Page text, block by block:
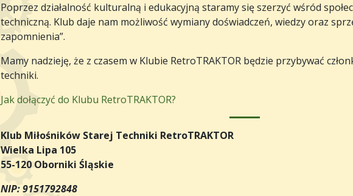
Poprzez działalność kulturalną i edukacyjną staramy się szerzyć wśród
techniczną. Klub daje nam możliwość wymiany doświadczeń, wiedzy oraz
zapomnienia”.
Mamy nadzieję, że z czasem w Klubie RetroTRAKTOR będzie przybywać
techniki.
Jak dołączyć do Klubu RetroTRAKTOR?
Klub Miłośników Starej Techniki RetroTRAKTOR
Wielka Lipa 105
55-120 Oborniki Śląskie
NIP: 9151792848